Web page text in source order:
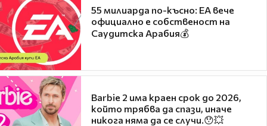
55 милиарда по-късно: EA вече
официално е собственост на
Саудитска Арабия💰
Barbie 2 има краен срок до 2026,
който трябва да спази, иначе
никога няма да се случи.😯💥